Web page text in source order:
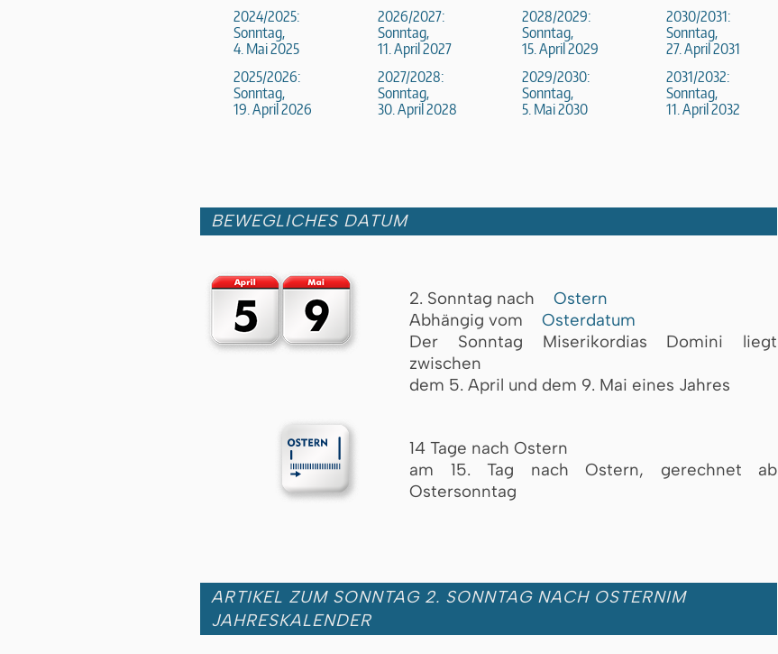
2024/2025:
Sonntag,
4. Mai 2025
2025/2026:
Sonntag,
19. April 2026
2026/2027:
Sonntag,
11. April 2027
2027/2028:
Sonntag,
30. April 2028
2028/2029:
Sonntag,
15. April 2029
2029/2030:
Sonntag,
5. Mai 2030
2030/2031:
Sonntag,
27. April 2031
2031/2032:
Sonntag,
11. April 2032
BEWEGLICHES DATUM
2. Sonntag nach
Ostern
Abhängig vom
Osterdatum
Der Sonntag Miserikordias Domini liegt
zwischen
dem 5. April und dem 9. Mai eines Jahres
14 Tage nach Ostern
am 15. Tag nach Ostern, gerechnet ab
Ostersonntag
ARTIKEL ZUM SONNTAG 2. SONNTAG NACH OSTERNIM
JAHRESKALENDER